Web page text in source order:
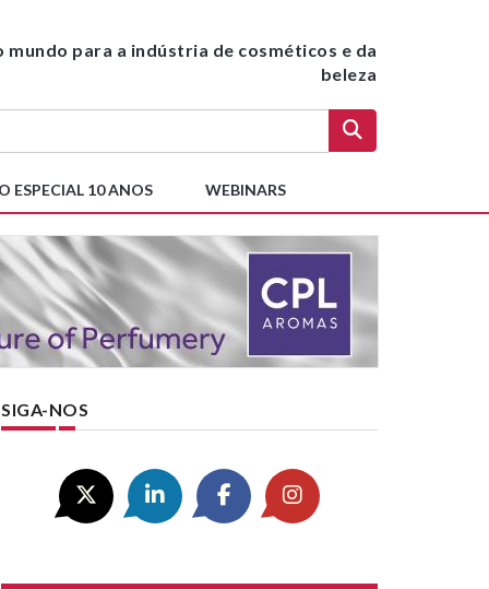
mundo para a indústria de cosméticos e da
beleza
ESPECIAL 10 ANOS WEBINARS
SIGA-NOS